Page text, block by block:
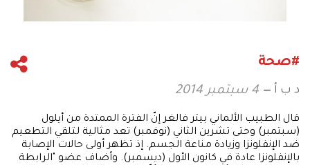
#صحة
د ب أ 4 سبتمبر 2014
قال الطبيب الألماني بيتر فالغر إنّ الفترة الممتدة من أيلول
(سبتمبر) وحتى تشرين الثاني (نوفمبر) تعد مثالية لتلقي التطعيم
ضد الإنفلونزا وزيادة مناعة الجسم. إذ تظهر أولى حالات الإصابة
بالإنفلونزا عادة في كانون الأول (ديسمبر). وأضاف عضو "الرابطة